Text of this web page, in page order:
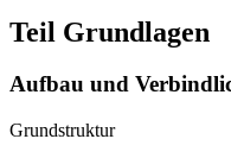
Teil Grundlagen
Aufbau und
Grundstruktur